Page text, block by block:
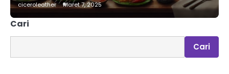
ciceroleather Maret 7, 2025
Cari
Cari